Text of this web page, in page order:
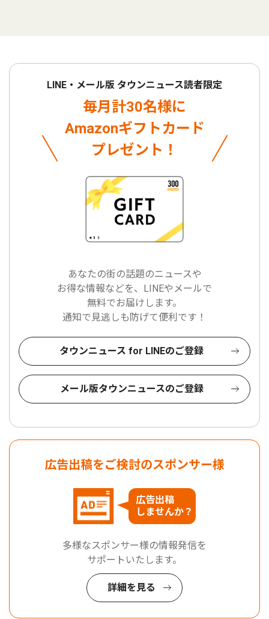
LINE・メール版 タウンニュース読者限定
毎月計30名様に
Amazonギフトカード
プレゼント！
あなたの街の話題のニュースや
お得な情報などを、LINEやメールで
無料でお届けします。
通知で見逃しも防げて便利です！
タウンニュース for LINEのご登録
メール版タウンニュースのご登録
広告出稿をご検討のスポンサー様
広告出稿
しませんか？
多様なスポンサー様の情報発信を
サポートいたします。
詳細を見る